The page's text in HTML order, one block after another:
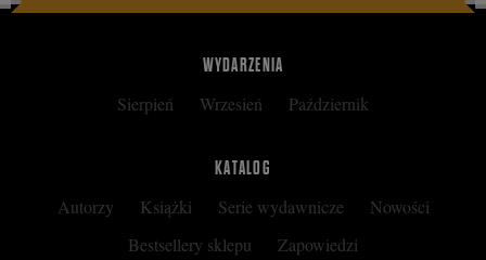
WYDARZENIA
Sierpień Wrzesień Październik
KATALOG
Autorzy Książki Serie wydawnicze
Nowości
Bestsellery sklepu
Zapowiedzi